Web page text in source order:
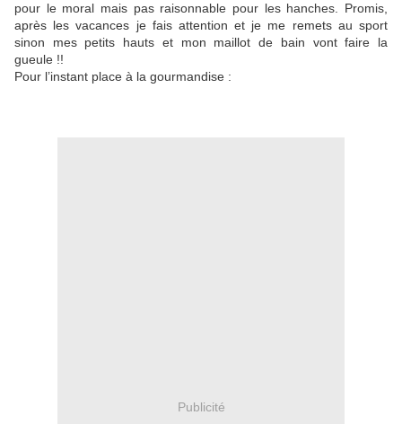
pour le moral mais pas raisonnable pour les hanches. Promis,
après les vacances je fais attention et je me remets au sport
sinon mes petits hauts et mon maillot de bain vont faire la
gueule !!
Pour l’instant place à la gourmandise :
Publicité